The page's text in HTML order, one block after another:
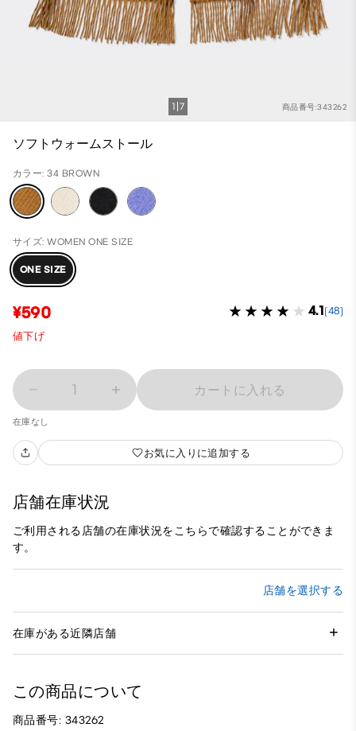
商品番号:343262
1 7
ソフトウォームストール
カラー: 34 BROWN
サイズ: WOMEN ONE SIZE
ONE SIZE
¥590 4.1(48)
値下げ
1 カートに入れる
在庫なし
お気に入りに追加する
店舗在庫状況
ご利用される店舗の在庫状況をこちらで確認することができま
す。
店舗を選択する
在庫がある近隣店舗
この商品について
商品番号: 343262